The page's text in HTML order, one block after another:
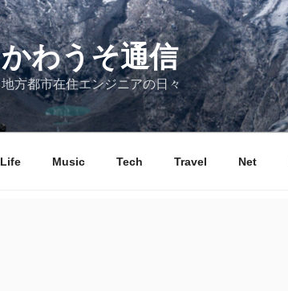
かわうそ通信
地方都市在住エンジニアの日々
Life Music Tech Travel Net